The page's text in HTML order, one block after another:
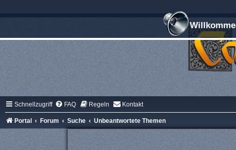
Schnellzugriff FAQ Regeln Kontakt
Portal Forum Suche Unbeantwortete Themen